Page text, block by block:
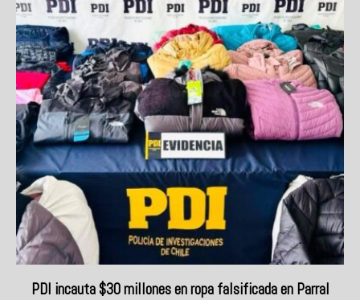
PDI incauta $30 millones en ropa falsificada en Parral